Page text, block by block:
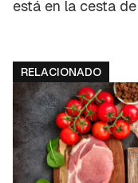
está en la cesta de
RELACIONADO